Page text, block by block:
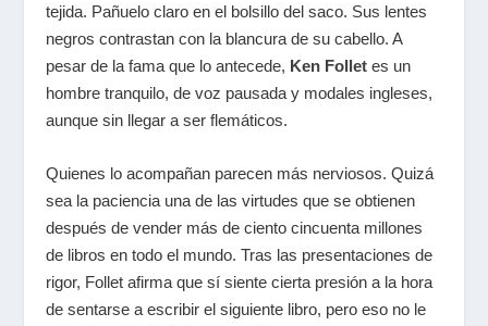
tejida. Pañuelo claro en el bolsillo del saco. Sus lentes
negros contrastan con la blancura de su cabello. A
pesar de la fama que lo antecede, Ken Follet es un
hombre tranquilo, de voz pausada y modales ingleses,
aunque sin llegar a ser flemáticos.
Quienes lo acompañan parecen más nerviosos. Quizá
sea la paciencia una de las virtudes que se obtienen
después de vender más de ciento cincuenta millones
de libros en todo el mundo. Tras las presentaciones de
rigor, Follet afirma que sí siente cierta presión a la hora
de sentarse a escribir el siguiente libro, pero eso no le